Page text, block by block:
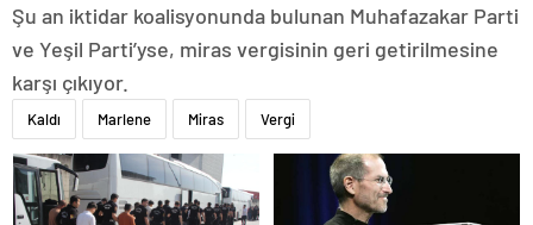
Şu an iktidar koalisyonunda bulunan Muhafazakar Parti
ve Yeşil Parti’yse, miras vergisinin geri getirilmesine
karşı çıkıyor.
Kaldı Marlene Miras Vergi